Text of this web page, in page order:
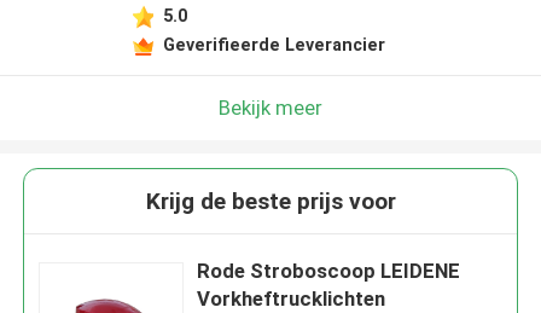
5.0
Geverifieerde Leverancier
Bekijk meer
Krijg de beste prijs voor
Rode Stroboscoop LEIDENE
Vorkheftrucklichten